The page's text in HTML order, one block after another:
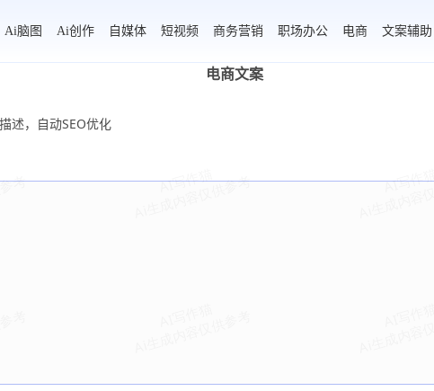
Ai脑图 Ai创作 自媒体 短视频 商务营销 职场办公 电商 文案辅助
电商文案
述，自动SEO优化